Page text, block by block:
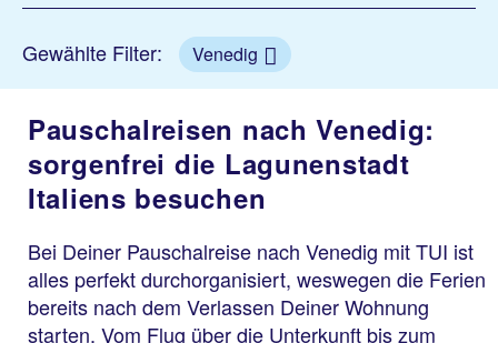
Gewählte Filter: Venedig
Pauschalreisen nach Venedig:
sorgenfrei die Lagunenstadt
Italiens besuchen
Bei Deiner Pauschalreise nach Venedig mit TUI ist
alles perfekt durchorganisiert, weswegen die Ferien
bereits nach dem Verlassen Deiner Wohnung
starten. Vom Flug über die Unterkunft bis zum